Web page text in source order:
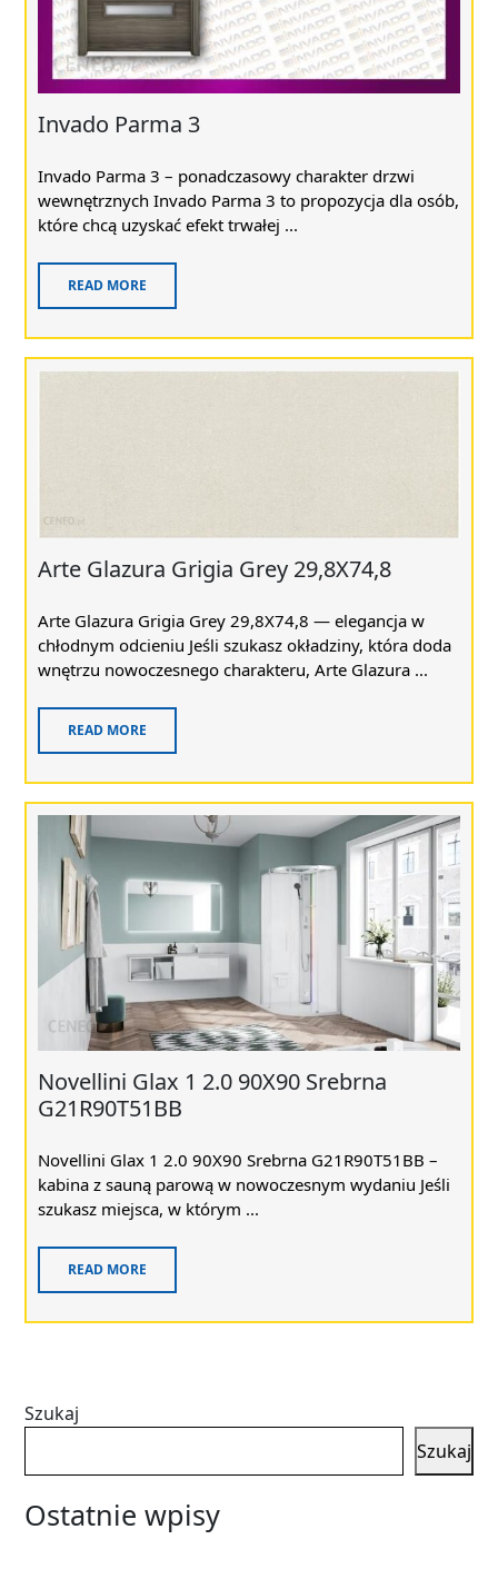
Invado Parma 3
Invado Parma 3 – ponadczasowy charakter drzwi
wewnętrznych Invado Parma 3 to propozycja dla osób,
które chcą uzyskać efekt trwałej ...
READ MORE
Arte Glazura Grigia Grey 29,8X74,8
Arte Glazura Grigia Grey 29,8X74,8 — elegancja w
chłodnym odcieniu Jeśli szukasz okładziny, która doda
wnętrzu nowoczesnego charakteru, Arte Glazura ...
READ MORE
Novellini Glax 1 2.0 90X90 Srebrna
G21R90T51BB
Novellini Glax 1 2.0 90X90 Srebrna G21R90T51BB –
kabina z sauną parową w nowoczesnym wydaniu Jeśli
szukasz miejsca, w którym ...
READ MORE
Szukaj
Szukaj
Ostatnie wpisy